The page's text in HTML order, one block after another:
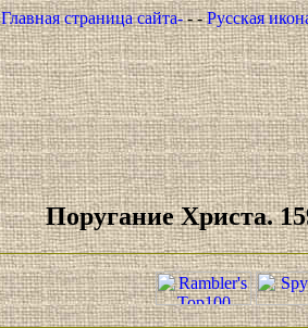
Главная страница сайта-- -Русская
Поругание Христа.